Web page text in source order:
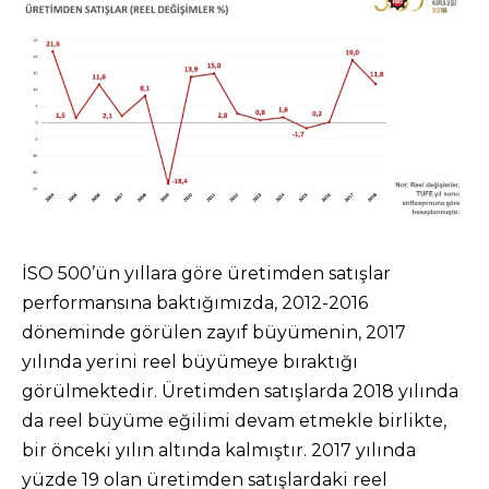
İSO 500’ün yıllara göre üretimden satışlar
performansına baktığımızda, 2012-2016
döneminde görülen zayıf büyümenin, 2017
yılında yerini reel büyümeye bıraktığı
görülmektedir. Üretimden satışlarda 2018 yılında
da reel büyüme eğilimi devam etmekle birlikte,
bir önceki yılın altında kalmıştır. 2017 yılında
yüzde 19 olan üretimden satışlardaki reel